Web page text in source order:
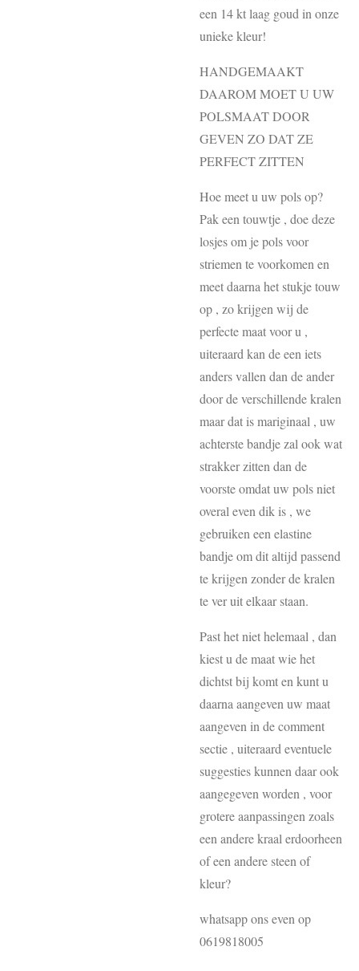
een 14 kt laag goud in onze
unieke kleur!
HANDGEMAAKT
DAAROM MOET U UW
POLSMAAT DOOR
GEVEN ZO DAT ZE
PERFECT ZITTEN
Hoe meet u uw pols op?
Pak een touwtje , doe deze
losjes om je pols voor
striemen te voorkomen en
meet daarna het stukje touw
op , zo krijgen wij de
perfecte maat voor u ,
uiteraard kan de een iets
anders vallen dan de ander
door de verschillende kralen
maar dat is mariginaal , uw
achterste bandje zal ook wat
strakker zitten dan de
voorste omdat uw pols niet
overal even dik is , we
gebruiken een elastine
bandje om dit altijd passend
te krijgen zonder de kralen
te ver uit elkaar staan.
Past het niet helemaal , dan
kiest u de maat wie het
dichtst bij komt en kunt u
daarna aangeven uw maat
aangeven in de comment
sectie , uiteraard eventuele
suggesties kunnen daar ook
aangegeven worden , voor
grotere aanpassingen zoals
een andere kraal erdoorheen
of een andere steen of
kleur?
whatsapp ons even op
0619818005